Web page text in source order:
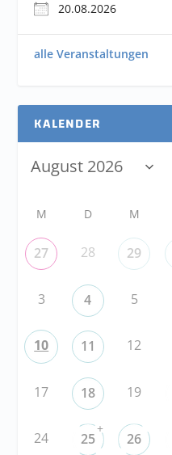
20.08.2026
alle Veranstaltungen
KALENDER
M D M
27 28 29
3 4 5
10 11 12
17 18 19
24 25
+
26